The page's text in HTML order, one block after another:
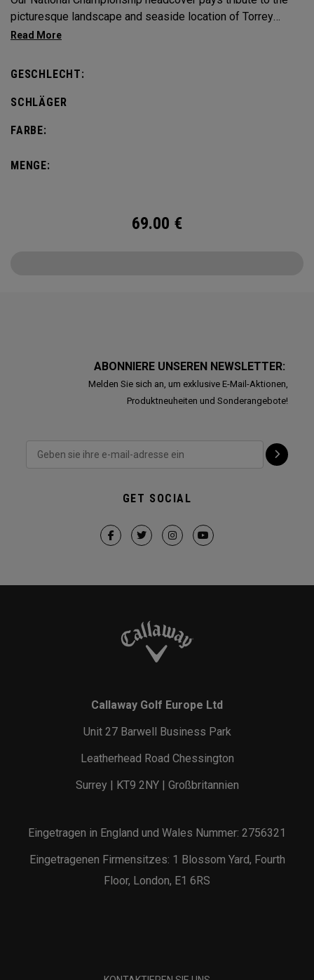
picturesque landscape and seaside location of Torrey
Pines, along with a classic red, white and blue design that
GESCHLECHT:
SCHLÄGER
FARBE:
MENGE:
69.00 €
ABONNIERE UNSEREN NEWSLETTER:
Melden Sie sich an, um exklusive E-Mail-Aktionen,
Produktneuheiten und Sonderangebote!
GET SOCIAL
Callaway Golf Europe Ltd
Unit 27 Barwell Business Park
Leatherhead Road Chessington
Surrey | KT9 2NY | Großbritannien
Eingetragen in England und Wales Nummer: 2756321
Eingetragenen Firmensitzes: 1 Blossom Yard, Fourth
Floor, London, E1 6RS